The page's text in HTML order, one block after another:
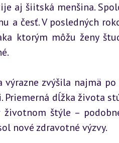
aj šiitská menšina.
a česť. V posledných
ktorým môžu ženy
výrazne zvýšila najmä
Priemerná dĺžka života
štýle –
nové zdravotné výzvy.